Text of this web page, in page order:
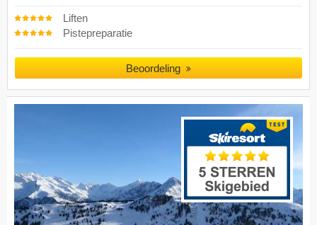
Liften
Pistepreparatie
Beoordeling